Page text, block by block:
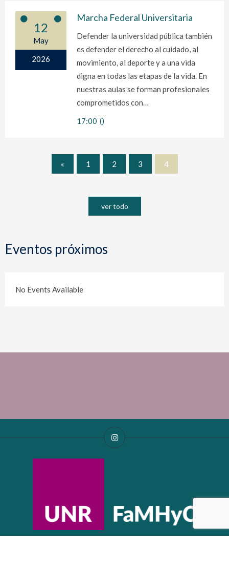
12
May
2026
Marcha Federal Universitaria
Defender la universidad pública también
es defender el derecho al cuidado, al
movimiento, al deporte y a una vida
digna en todas las etapas de la vida. En
nuestras aulas se forman profesionales
comprometidos con…
17:00 ()
« 1 2 3 4
ver todo
Eventos próximos
No Events Available